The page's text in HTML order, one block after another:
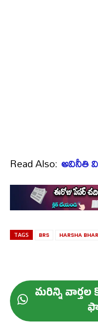
Read Also: అవినీతి
TAGS BRS HARSHA
మ‌రిన్ని